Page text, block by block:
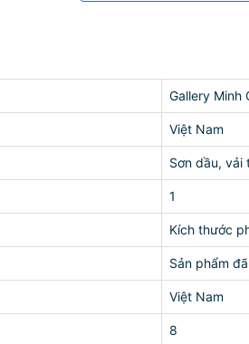
Gallery Minh
Việt Nam
Sơn dầu, vải
1
Kích thước
Sản phẩm
Việt Nam
8